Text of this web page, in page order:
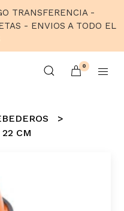
TRANSFERENCIA -
- ENVIOS A TODO EL
0
22 CM